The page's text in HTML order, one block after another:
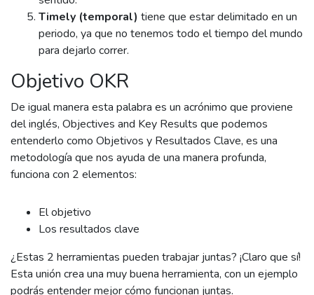
Timely (temporal) tiene que estar delimitado en un
periodo, ya que no tenemos todo el tiempo del mundo
para dejarlo correr.
Objetivo OKR
De igual manera esta palabra es un acrónimo que proviene
del inglés, Objectives and Key Results que podemos
entenderlo como Objetivos y Resultados Clave, es una
metodología que nos ayuda de una manera profunda,
funciona con 2 elementos:
El objetivo
Los resultados clave
¿Estas 2 herramientas pueden trabajar juntas? ¡Claro que sí!
Esta unión crea una muy buena herramienta, con un ejemplo
podrás entender mejor cómo funcionan juntas.